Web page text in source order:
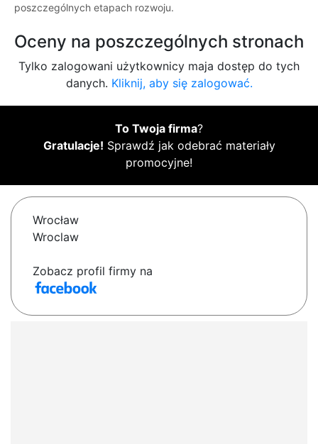
poszczególnych etapach rozwoju.
Oceny na poszczególnych stronach
Tylko zalogowani użytkownicy maja dostęp do tych
danych. Kliknij, aby się zalogować.
To Twoja firma?
Gratulacje! Sprawdź jak odebrać materiały
promocyjne!
Wrocław
Wroclaw
Zobacz profil firmy na